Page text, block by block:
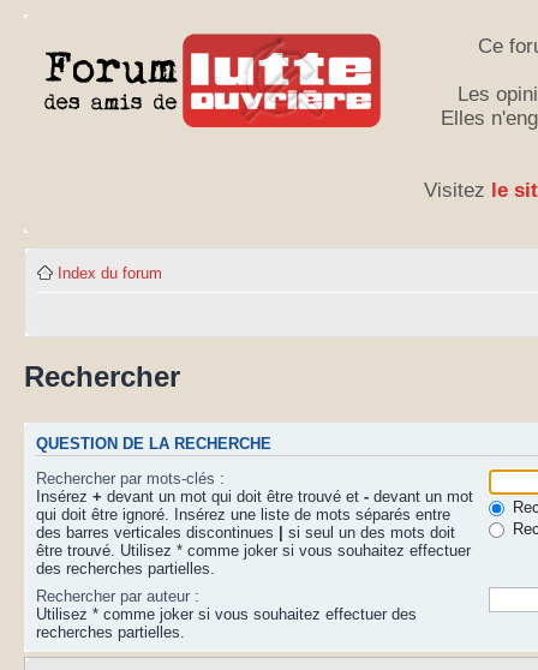
Ce
Les
Elles
Visitez le
Index du forum
Rechercher
QUESTION DE LA RECHERCHE
Rechercher par mots-clés :
Insérez + devant un mot qui doit être trouvé et - devant un mot
qui doit être ignoré. Insérez une liste de mots séparés entre
des barres verticales discontinues
si seul un des mots doit
être trouvé. Utilisez * comme joker si vous souhaitez effectuer
des recherches partielles.
Rechercher par auteur :
Utilisez * comme joker si vous souhaitez effectuer des
recherches partielles.